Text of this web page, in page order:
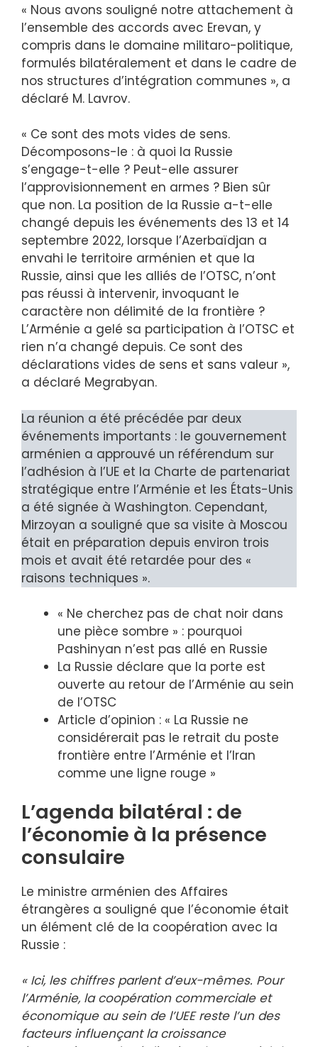
« Nous avons souligné notre attachement à
l’ensemble des accords avec Erevan, y
compris dans le domaine militaro-politique,
formulés bilatéralement et dans le cadre de
nos structures d’intégration communes », a
déclaré M. Lavrov.
« Ce sont des mots vides de sens.
Décomposons-le : à quoi la Russie
s’engage-t-elle ? Peut-elle assurer
l’approvisionnement en armes ? Bien sûr
que non. La position de la Russie a-t-elle
changé depuis les événements des 13 et 14
septembre 2022, lorsque l’Azerbaïdjan a
envahi le territoire arménien et que la
Russie, ainsi que les alliés de l’OTSC, n’ont
pas réussi à intervenir, invoquant le
caractère non délimité de la frontière ?
L’Arménie a gelé sa participation à l’OTSC et
rien n’a changé depuis. Ce sont des
déclarations vides de sens et sans valeur »,
a déclaré Megrabyan.
La réunion a été précédée par deux
événements importants : le gouvernement
arménien a approuvé un référendum sur
l’adhésion à l’UE et la Charte de partenariat
stratégique entre l’Arménie et les États-Unis
a été signée à Washington. Cependant,
Mirzoyan a souligné que sa visite à Moscou
était en préparation depuis environ trois
mois et avait été retardée pour des «
raisons techniques ».
« Ne cherchez pas de chat noir dans
une pièce sombre » : pourquoi
Pashinyan n’est pas allé en Russie
La Russie déclare que la porte est
ouverte au retour de l’Arménie au sein
de l’OTSC
Article d’opinion : « La Russie ne
considérerait pas le retrait du poste
frontière entre l’Arménie et l’Iran
comme une ligne rouge »
L’agenda bilatéral : de
l’économie à la présence
consulaire
Le ministre arménien des Affaires
étrangères a souligné que l’économie était
un élément clé de la coopération avec la
Russie :
« Ici, les chiffres parlent d’eux-mêmes. Pour
l’Arménie, la coopération commerciale et
économique au sein de l’UEE reste l’un des
facteurs influençant la croissance